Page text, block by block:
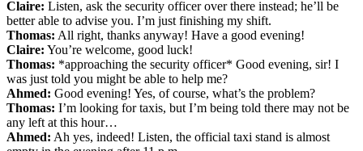
Claire: Listen, ask the security officer over there instead; he’ll be
better able to advise you. I’m just finishing my shift.
Thomas: All right, thanks anyway! Have a good evening!
Claire: You’re welcome, good luck!
Thomas: *approaching the security officer* Good evening, sir! I
was just told you might be able to help me?
Ahmed: Good evening! Yes, of course, what’s the problem?
Thomas: I’m looking for taxis, but I’m being told there may not be
any left at this hour…
Ahmed: Ah yes, indeed! Listen, the official taxi stand is almost